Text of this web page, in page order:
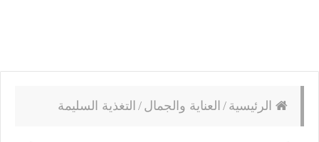
الرئيسية / العناية والجمال / التغذية السليمة